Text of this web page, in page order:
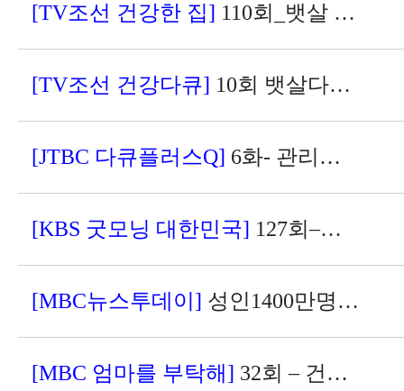
[TV조선 건강한 집] 110회_뱃살 쏙 빼는 건강 다이어트 비법
[TV조선 건강다큐] 10회 뱃살다이어트, 식후 3시간의 비밀
[JTBC 다큐플러스Q] 6화- 관리의 여왕 모녀에게 다이어트를 묻다
[KBS 굿모닝 대한민국] 127회–닥터X파일-습관의 경고_치매의 골든타임을 잡아라
[MBC뉴스투데이] 성인1400만명 당뇨 직전, 비만, 스트레스 관리 중요
[MBC 엄마를 부탁해] 32회 – 건강하게 여성호르몬 깨우는 법